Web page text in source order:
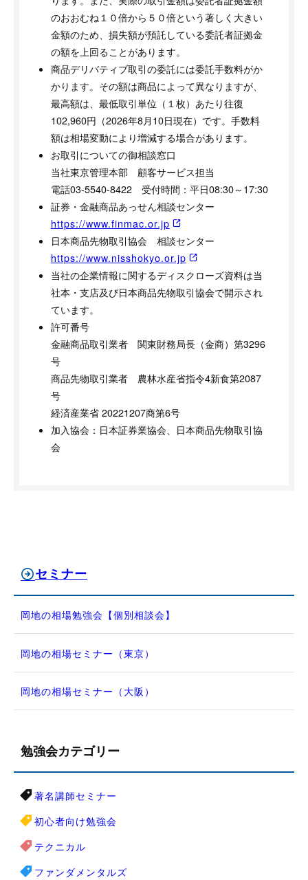
のおおむね１０倍から５０倍という著しく大きい
金額のため、損失額が預託している委託者証拠金
の額を上回ることがあります。
商品デリバティブ取引の委託には委託手数料がか
かります。その額は商品によって異なりますが、
最高額は、最低取引単位（１枚）あたり往復
102,960円（2026年8月10日現在）です。手数料
額は相場変動により増減する場合があります。
お取引についての御相談窓口
当社東京管理本部 顧客サービス担当
電話03-5540-8422 受付時間：平日08:30～17:30
証券・金融商品あっせん相談センター
https://www.finmac.or.jp
日本商品先物取引協会 相談センター
https://www.nisshokyo.or.jp
当社の企業情報に関するディスクローズ資料は当
社本・支店及び日本商品先物取引協会で開示され
ています。
許可番号
金融商品取引業者 関東財務局長（金商）第3296
号
商品先物取引業者 農林水産省指令4新食第2087
号
経済産業省 20221207商第6号
加入協会：日本証券業協会、日本商品先物取引協
会
セミナー
岡地の相場勉強会【個別相談会】
岡地の相場セミナー（東京）
岡地の相場セミナー（大阪）
勉強会カテゴリー
著名講師セミナー
初心者向け勉強会
テクニカル
ファンダメンタルズ